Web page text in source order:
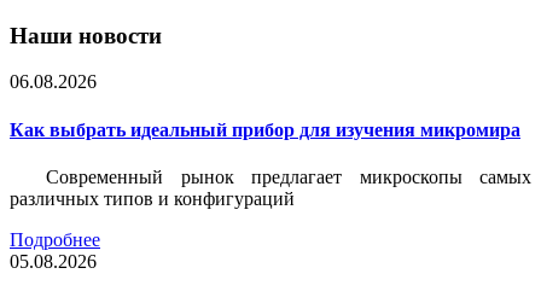
Наши новости
06.08.2026
Как выбрать идеальный прибор для изучения микромира
Современный рынок предлагает микроскопы самых
различных типов и конфигураций
Подробнее
05.08.2026